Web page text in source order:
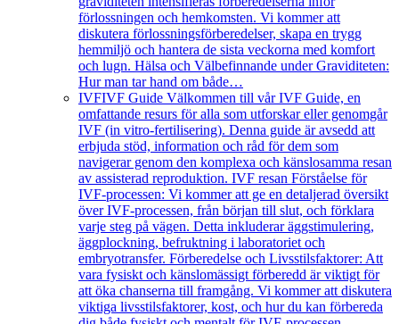
förlossningen och hemkomsten. Vi kommer att
diskutera förlossningsförberedelser, skapa en trygg
hemmiljö och hantera de sista veckorna med komfort
och lugn. Hälsa och Välbefinnande under Graviditeten:
Hur man tar hand om både…
IVFIVF Guide Välkommen till vår IVF Guide, en
omfattande resurs för alla som utforskar eller genomgår
IVF (in vitro-fertilisering). Denna guide är avsedd att
erbjuda stöd, information och råd för dem som
navigerar genom den komplexa och känslosamma resan
av assisterad reproduktion. IVF resan Förståelse för
IVF-processen: Vi kommer att ge en detaljerad översikt
över IVF-processen, från början till slut, och förklara
varje steg på vägen. Detta inkluderar äggstimulering,
äggplockning, befruktning i laboratoriet och
embryotransfer. Förberedelse och Livsstilsfaktorer: Att
vara fysiskt och känslomässigt förberedd är viktigt för
att öka chanserna till framgång. Vi kommer att diskutera
viktiga livsstilsfaktorer, kost, och hur du kan förbereda